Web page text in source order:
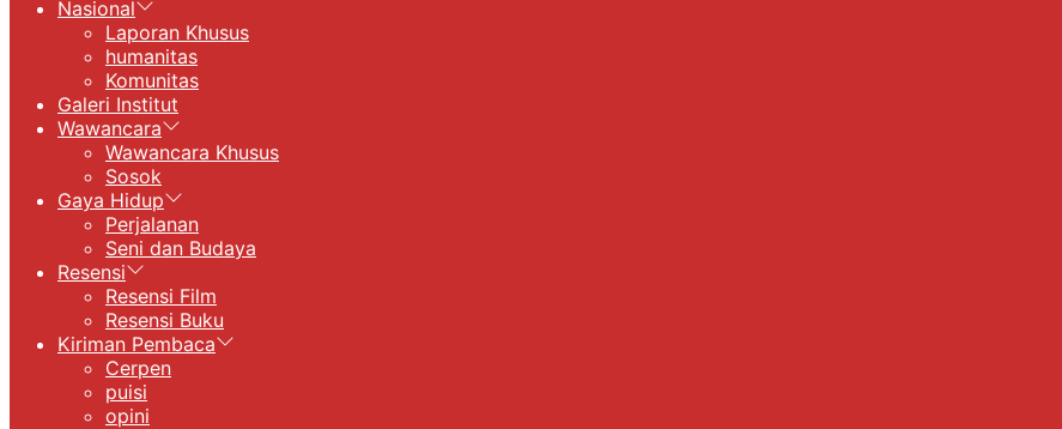
Nasional
Laporan Khusus
humanitas
Komunitas
Galeri Institut
Wawancara
Wawancara Khusus
Sosok
Gaya Hidup
Perjalanan
Seni dan Budaya
Resensi
Resensi Film
Resensi Buku
Kiriman Pembaca
Cerpen
puisi
opini